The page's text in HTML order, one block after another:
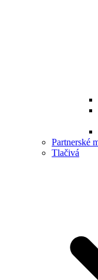
Partnerské
Tlačivá